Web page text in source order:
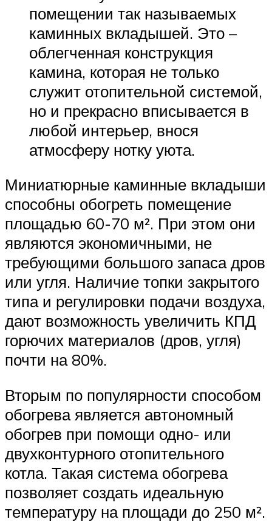
помещении так называемых
каминных вкладышей. Это –
облегченная конструкция
камина, которая не только
служит отопительной системой,
но и прекрасно вписывается в
любой интерьер, внося
атмосферу нотку уюта.
Миниатюрные каминные вкладыши
способны обогреть помещение
площадью 60-70 м². При этом они
являются экономичными, не
требующими большого запаса дров
или угля. Наличие топки закрытого
типа и регулировки подачи воздуха,
дают возможность увеличить КПД
горючих материалов (дров, угля)
почти на 80%.
Вторым по популярности способом
обогрева является автономный
обогрев при помощи одно- или
двухконтурного отопительного
котла. Такая система обогрева
позволяет создать идеальную
температуру на площади до 250 м².